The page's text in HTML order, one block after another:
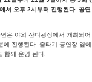
서 오후 2시부터 진행된다. 공
은 야외 잔디광장에서 개최되
진행된다. 줄타기 공연장 옆
함께 운영 된다.